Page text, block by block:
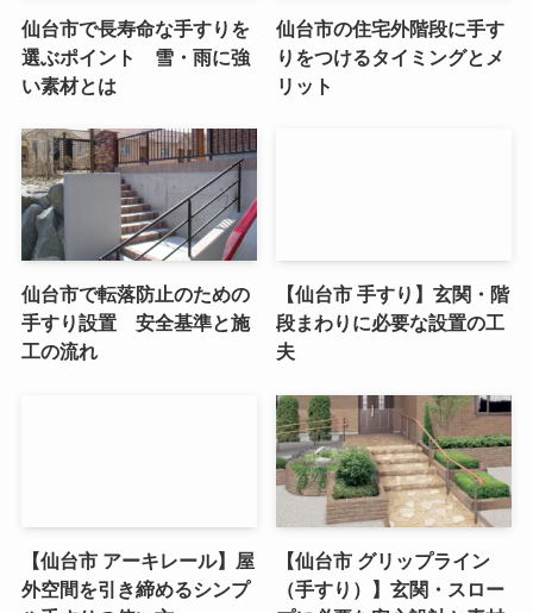
仙台市で長寿命な手すりを
選ぶポイント 雪・雨に強
い素材とは
仙台市の住宅外階段に手す
りをつけるタイミングとメ
リット
仙台市で転落防止のための
手すり設置 安全基準と施
工の流れ
【仙台市 手すり】玄関・階
段まわりに必要な設置の工
夫
【仙台市 アーキレール】屋
外空間を引き締めるシンプ
【仙台市 グリップライン
（手すり）】玄関・スロー